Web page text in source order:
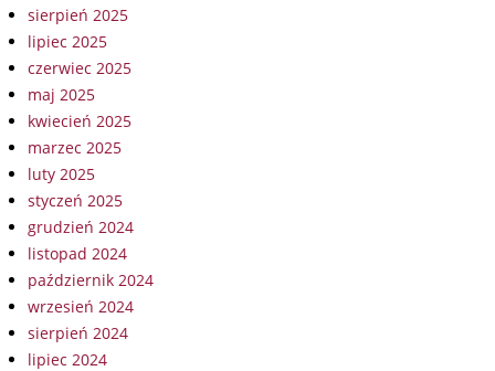
sierpień 2025
lipiec 2025
czerwiec 2025
maj 2025
kwiecień 2025
marzec 2025
luty 2025
styczeń 2025
grudzień 2024
listopad 2024
październik 2024
wrzesień 2024
sierpień 2024
lipiec 2024